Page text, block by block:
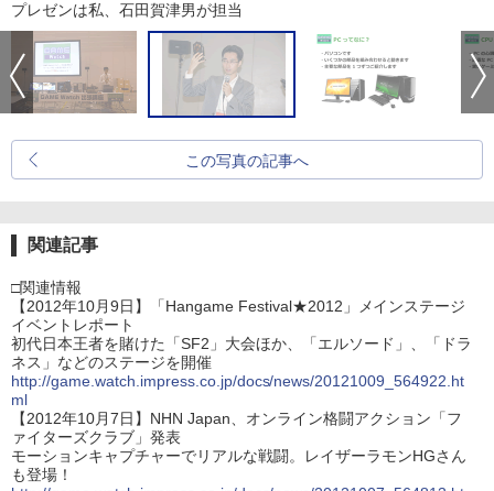
プレゼンは私、石田賀津男が担当
この写真の記事へ
関連記事
□関連情報
【2012年10月9日】「Hangame Festival★2012」メインステージ
イベントレポート
初代日本王者を賭けた「SF2」大会ほか、「エルソード」、「ドラ
ネス」などのステージを開催
http://game.watch.impress.co.jp/docs/news/20121009_564922.ht
ml
【2012年10月7日】NHN Japan、オンライン格闘アクション「フ
ァイターズクラブ」発表
モーションキャプチャーでリアルな戦闘。レイザーラモンHGさん
も登場！